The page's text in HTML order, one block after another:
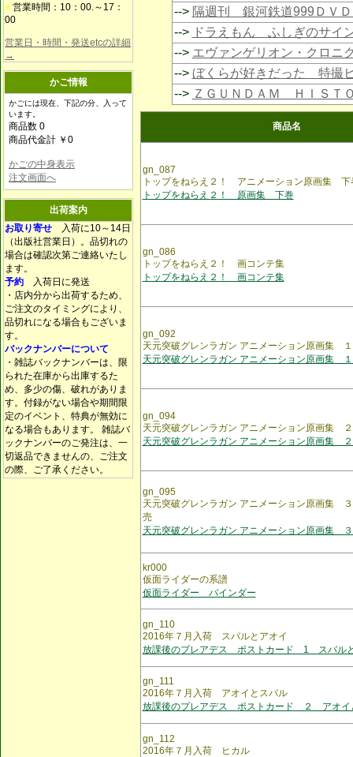
■ 営業時間：10：00.～17：
00
営業日・時間・発送etcの詳細
→
かご情報
かごには現在、下記の分、入って
います。
商品数 0
商品代金計 ￥0
かごの中身表示
注文画面へ
出荷案内
お取り寄せ 入荷に10～14日
（出版社営業日）。品切れの
場合は確認次第ご連絡いたし
ます。
予約 入荷日に発送
・店内分から出荷するため、
ご注文のタイミングにより、
品切れになる場合もございま
す。
バックナンバーについて
・雑誌バックナンバーは、限
られた在庫から出庫するた
め、多少の傷、破れがありま
す。付録がない場合や期間限
定のイベント、特典が無効に
なる場合もあります。 雑誌バ
ックナンバーのご発注は、一
切返品できませんの、ご注文
の際、ご了承ください。
--> 隔週刊 銀河鉄道999ＤＶ
--> ドラえもん ふしぎのサイ
--> エヴァンゲリオン・クロ
--> ぼくらが好きだった 特撮
--> ＺＧＵＮＤＡＭ ＨＩＳＴ
商品名
gn_087
トップをねらえ２！ アニメーション原画集 下
トップをねらえ２！ 原画集 下巻
gn_086
トップをねらえ２！ 画コンテ集
トップをねらえ２！ 画コンテ集
gn_092
天元突破グレンラガン アニメーション原画集
天元突破グレンラガン アニメーション原画集
gn_094
天元突破グレンラガン アニメーション原画集
天元突破グレンラガン アニメーション原画集
gn_095
天元突破グレンラガン アニメーション原画集
売
天元突破グレンラガン アニメーション原画集
kr000
仮面ライダーの系譜
仮面ライダー バインダー
gn_110
2016年７月入荷 スバルとアオイ
放課後のプレアデス ポストカード 1 スバル
gn_111
2016年７月入荷 アオイとスバル
放課後のプレアデス ポストカード ２ アオイ
gn_112
2016年７月入荷 ヒカル